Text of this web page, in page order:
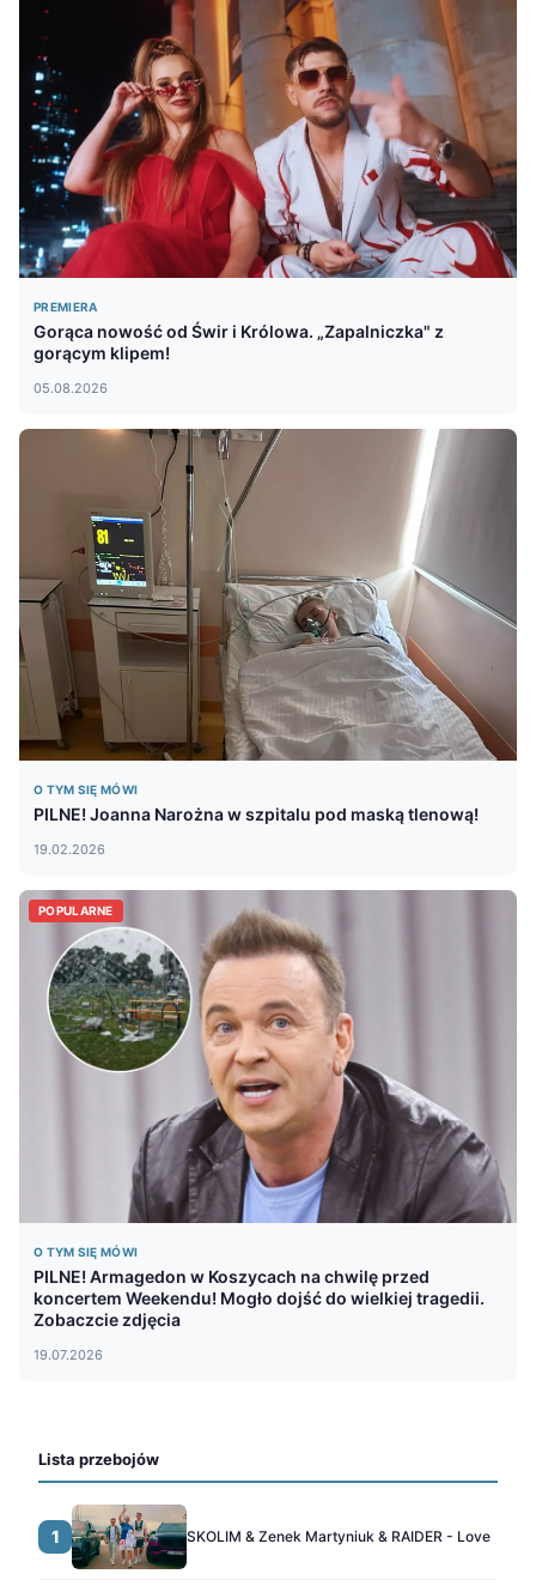
PREMIERA
Gorąca nowość od Świr i Królowa. „Zapalniczka" z
gorącym klipem!
05.08.2026
O TYM SIĘ MÓWI
PILNE! Joanna Narożna w szpitalu pod maską tlenową!
19.02.2026
POPULARNE
O TYM SIĘ MÓWI
PILNE! Armagedon w Koszycach na chwilę przed
koncertem Weekendu! Mogło dojść do wielkiej tragedii.
Zobaczcie zdjęcia
19.07.2026
Lista przebojów
1 SKOLIM & Zenek Martyniuk & RAIDER - Love